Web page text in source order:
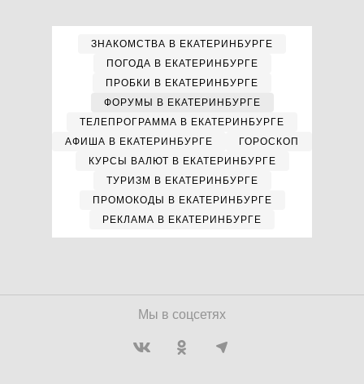
ЗНАКОМСТВА В ЕКАТЕРИНБУРГЕ
ПОГОДА В ЕКАТЕРИНБУРГЕ
ПРОБКИ В ЕКАТЕРИНБУРГЕ
ФОРУМЫ В ЕКАТЕРИНБУРГЕ
ТЕЛЕПРОГРАММА В ЕКАТЕРИНБУРГЕ
АФИША В ЕКАТЕРИНБУРГЕ
ГОРОСКОП
КУРСЫ ВАЛЮТ В ЕКАТЕРИНБУРГЕ
ТУРИЗМ В ЕКАТЕРИНБУРГЕ
ПРОМОКОДЫ В ЕКАТЕРИНБУРГЕ
РЕКЛАМА В ЕКАТЕРИНБУРГЕ
Мы в соцсетях